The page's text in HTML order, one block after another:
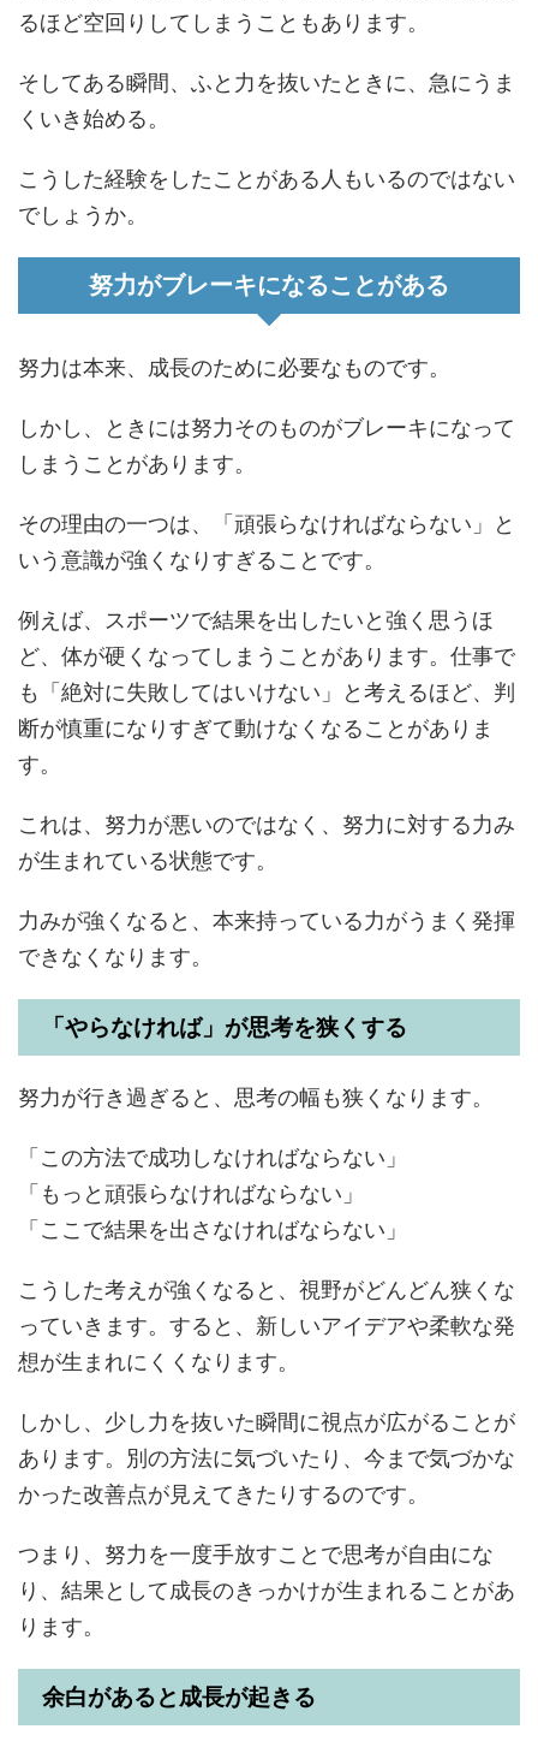
るほど空回りしてしまうこともあります。
そしてある瞬間、ふと力を抜いたときに、急にうま
くいき始める。
こうした経験をしたことがある人もいるのではない
でしょうか。
努力がブレーキになることがある
努力は本来、成長のために必要なものです。
しかし、ときには努力そのものがブレーキになって
しまうことがあります。
その理由の一つは、「頑張らなければならない」と
いう意識が強くなりすぎることです。
例えば、スポーツで結果を出したいと強く思うほ
ど、体が硬くなってしまうことがあります。仕事で
も「絶対に失敗してはいけない」と考えるほど、判
断が慎重になりすぎて動けなくなることがありま
す。
これは、努力が悪いのではなく、努力に対する力み
が生まれている状態です。
力みが強くなると、本来持っている力がうまく発揮
できなくなります。
「やらなければ」が思考を狭くする
努力が行き過ぎると、思考の幅も狭くなります。
「この方法で成功しなければならない」
「もっと頑張らなければならない」
「ここで結果を出さなければならない」
こうした考えが強くなると、視野がどんどん狭くな
っていきます。すると、新しいアイデアや柔軟な発
想が生まれにくくなります。
しかし、少し力を抜いた瞬間に視点が広がることが
あります。別の方法に気づいたり、今まで気づかな
かった改善点が見えてきたりするのです。
つまり、努力を一度手放すことで思考が自由にな
り、結果として成長のきっかけが生まれることがあ
ります。
余白があると成長が起きる